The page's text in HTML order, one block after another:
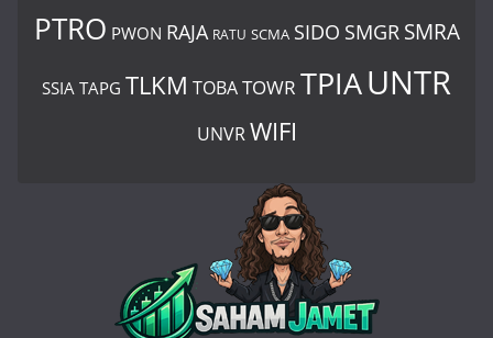
PTRO PWON RAJA RATU SCMA SIDO SMGR SMRA
SSIA TAPG TLKM TOBATOWR TPIAUNTR
UNVR WIFI